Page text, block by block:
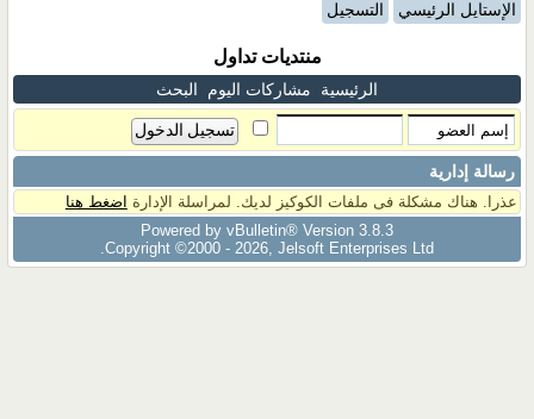
الإستايل الرئيسي التسجيل
منتديات تداول
الرئيسية مشاركات اليوم البحث
رسالة إدارية
عذرا. هناك مشكلة فى ملفات الكوكيز لديك. لمراسلة الإدارة اضغط هنا
Powered by vBulletin® Version 3.8.3
Copyright ©2000 - 2026, Jelsoft Enterprises Ltd.